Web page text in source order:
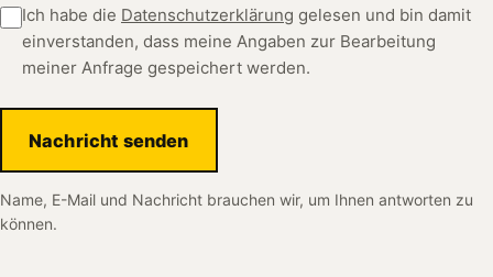
Ich habe die Datenschutzerklärung gelesen und bin damit
einverstanden, dass meine Angaben zur Bearbeitung
meiner Anfrage gespeichert werden.
Nachricht senden
Name, E-Mail und Nachricht brauchen wir, um Ihnen antworten zu
können.